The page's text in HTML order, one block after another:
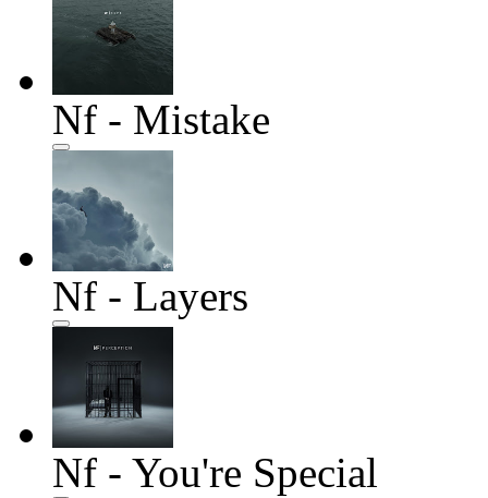
Nf - Mistake
Nf - Layers
Nf - You're Special